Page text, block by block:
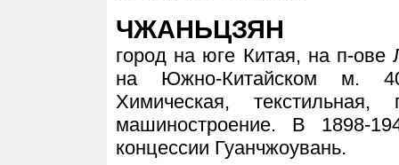
ЧЖАНЬЦЗЯН
город на юге Китая, на п-ове
на Южно-Китайском м.
Химическая,
машиностроение. В 1898-
концессии Гуанчжоувань.